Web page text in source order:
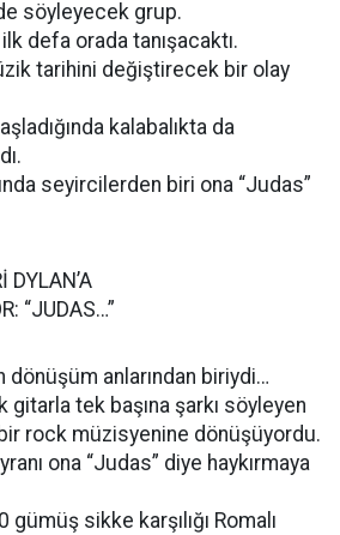
söyleyecek grup.
defa orada tanışacaktı.
tarihini değiştirecek bir olay
kalabalıkta da
seyircilerden biri ona “Judas”
DYLAN’A
“JUDAS…”
dönüşüm anlarından biriydi…
gitarla tek başına şarkı söyleyen
rock müzisyenine dönüşüyordu.
ona “Judas” diye haykırmaya
gümüş sikke karşılığı Romalı